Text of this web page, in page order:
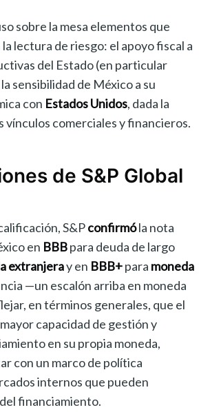
sobre la mesa elementos que
lectura de riesgo: el apoyo fiscal a
del Estado (en particular
la sensibilidad de México a su
con Estados Unidos, dada la
vínculos comerciales y financieros.
de S&P Global
S&Pconfirmóla nota
en BBBpara deuda de largo
extranjeray en BBB+para moneda
—un escalón arriba en moneda
en términos generales, que el
capacidad de gestión y
en su propia moneda,
con un marco de política
internos que pueden
financiamiento.